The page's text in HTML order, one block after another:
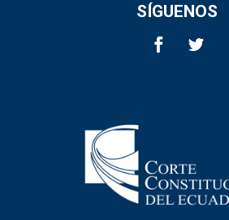
SÍGUENOS